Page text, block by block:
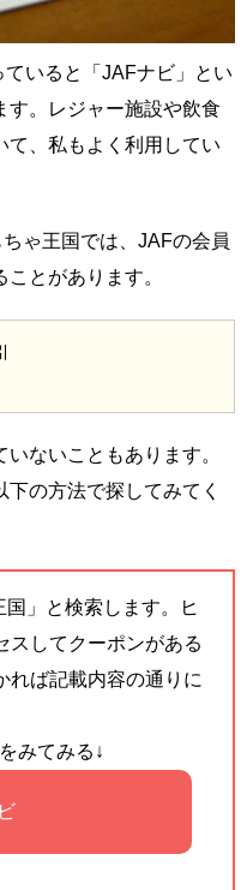
ていると「JAFナビ」とい
す。レジャー施設や飲食
て、私もよく利用してい
ゃ王国では、JAFの会員
とがあります。
ないこともあります。
の方法で探してみてく
」と検索します。ヒ
スしてクーポンがある
れば記載内容の通りに
みてみる↓